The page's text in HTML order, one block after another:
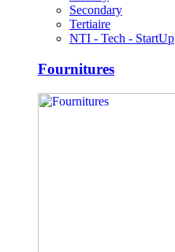
Secondary
Tertiaire
NTI - Tech - StartUp
Fournitures